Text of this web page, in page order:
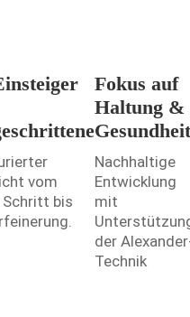
vom
bis
Fokus auf
Haltung &
Gesundheit
Nachhaltige
Entwicklung
mit
der
Technik